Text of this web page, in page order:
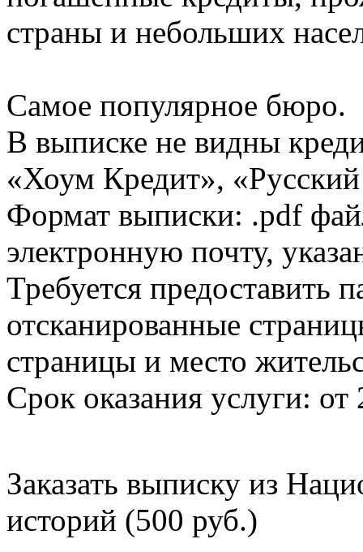
страны и небольших
Самое популярное бюро.
В выписке не видны
«Хоум Кредит»,
Формат выписки: .pdf
электронную почту,
Требуется предоставить
отсканированные
страницы и место
Срок оказания услуги: от
Заказать выписку из
историй (500 руб.)